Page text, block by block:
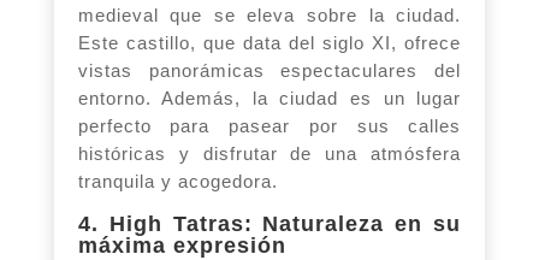
medieval que se eleva sobre la ciudad.
Este castillo, que data del siglo XI, ofrece
vistas panorámicas espectaculares del
entorno. Además, la ciudad es un lugar
perfecto para pasear por sus calles
históricas y disfrutar de una atmósfera
tranquila y acogedora.
4. High Tatras: Naturaleza en su
máxima expresión